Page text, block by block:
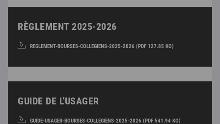
RÈGLEMENT 2025-2026
REGLEMENT-BOURSES-COLLEGIENS-2025-2026 (PDF 127.85 KO)
GUIDE DE L'USAGER
GUIDE-USAGER-BOURSES-COLLEGIENS-2025-2026 (PDF 541.94 KO)